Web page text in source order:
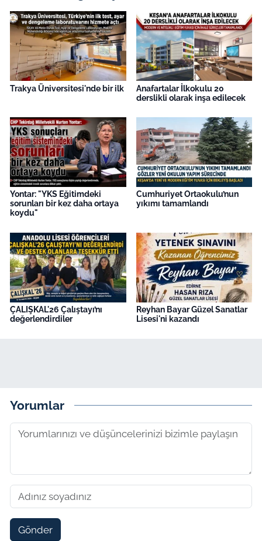
Trakya Üniversitesi'nde bir ilk
Anafartalar İlkokulu 20
derslikli olarak inşa edilecek
Yontar: "YKS Eğitimdeki
sorunları bir kez daha ortaya
koydu"
Cumhuriyet Ortaokulu’nun
yıkımı tamamlandı
ÇALIŞKAL'26 Çalıştayı’nı
değerlendirdiler
Reyhan Bayar Güzel Sanatlar
Lisesi'ni kazandı
Yorumlar
Gönder